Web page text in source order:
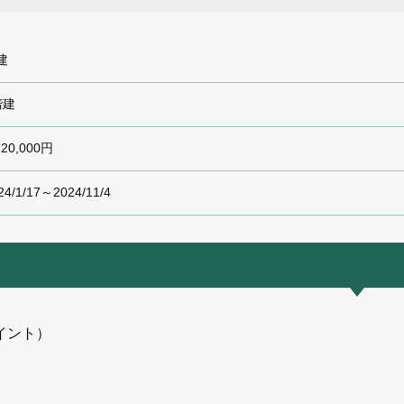
円
1/17～2024/11/4
ト）